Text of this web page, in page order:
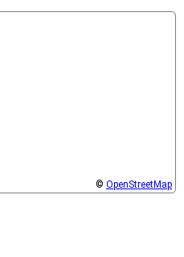
© OpenStreetMap